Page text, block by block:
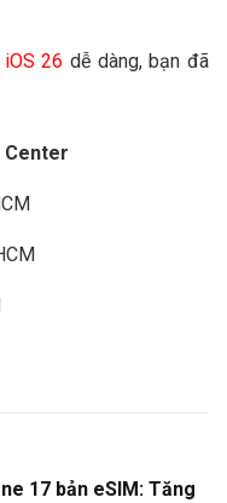
26 dễ dàng, bạn đã
Center
17 bản eSIM: Tăng